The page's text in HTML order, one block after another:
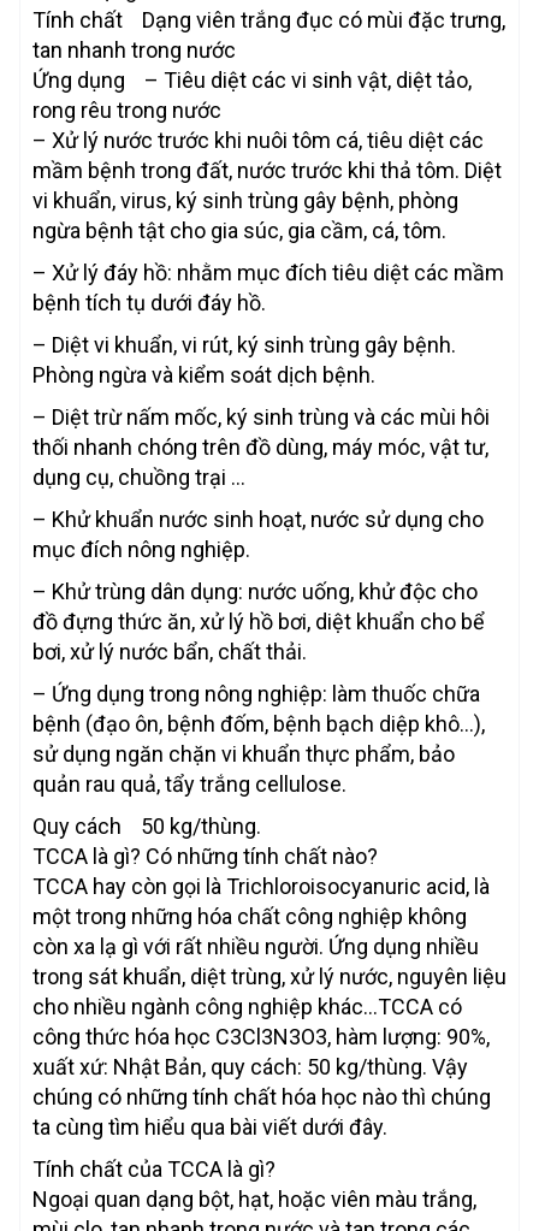
Tính chất Dạng viên trắng đục có mùi đặc trưng,
tan nhanh trong nước
Ứng dụng – Tiêu diệt các vi sinh vật, diệt tảo,
rong rêu trong nước
– Xử lý nước trước khi nuôi tôm cá, tiêu diệt các
mầm bệnh trong đất, nước trước khi thả tôm. Diệt
vi khuẩn, virus, ký sinh trùng gây bệnh, phòng
ngừa bệnh tật cho gia súc, gia cầm, cá, tôm.
– Xử lý đáy hồ: nhằm mục đích tiêu diệt các mầm
bệnh tích tụ dưới đáy hồ.
– Diệt vi khuẩn, vi rút, ký sinh trùng gây bệnh.
Phòng ngừa và kiểm soát dịch bệnh.
– Diệt trừ nấm mốc, ký sinh trùng và các mùi hôi
thối nhanh chóng trên đồ dùng, máy móc, vật tư,
dụng cụ, chuồng trại …
– Khử khuẩn nước sinh hoạt, nước sử dụng cho
mục đích nông nghiệp.
– Khử trùng dân dụng: nước uống, khử độc cho
đồ đựng thức ăn, xử lý hồ bơi, diệt khuẩn cho bể
bơi, xử lý nước bẩn, chất thải.
– Ứng dụng trong nông nghiệp: làm thuốc chữa
bệnh (đạo ôn, bệnh đốm, bệnh bạch diệp khô…),
sử dụng ngăn chặn vi khuẩn thực phẩm, bảo
quản rau quả, tẩy trắng cellulose.
Quy cách 50 kg/thùng.
TCCA là gì? Có những tính chất nào?
TCCA hay còn gọi là Trichloroisocyanuric acid, là
một trong những hóa chất công nghiệp không
còn xa lạ gì với rất nhiều người. Ứng dụng nhiều
trong sát khuẩn, diệt trùng, xử lý nước, nguyên liệu
cho nhiều ngành công nghiệp khác…TCCA có
công thức hóa học C3Cl3N3O3, hàm lượng: 90%,
xuất xứ: Nhật Bản, quy cách: 50 kg/thùng. Vậy
chúng có những tính chất hóa học nào thì chúng
ta cùng tìm hiểu qua bài viết dưới đây.
Tính chất của TCCA là gì?
Ngoại quan dạng bột, hạt, hoặc viên màu trắng,